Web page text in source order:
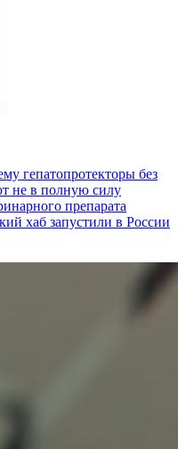
гепатопротекторы без
не в полную силу
препарата
хаб запустили в России